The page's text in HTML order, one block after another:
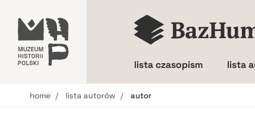
lista czasopism lista
home lista autorów autor